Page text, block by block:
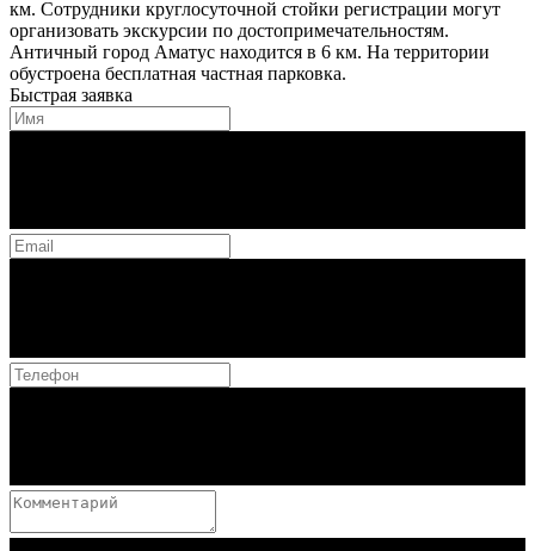
км. Сотрудники круглосуточной стойки регистрации могут
организовать экскурсии по достопримечательностям.
Античный город Аматус находится в 6 км. На территории
обустроена бесплатная частная парковка.
Быстрая заявка